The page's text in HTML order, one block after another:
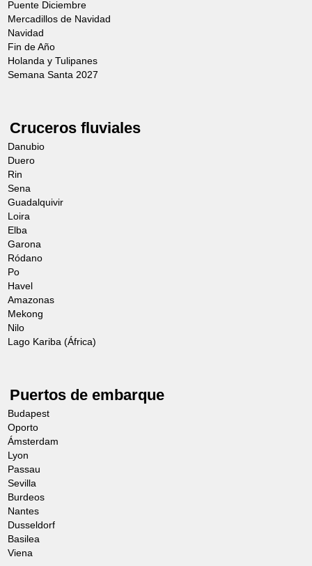
Puente Diciembre
Mercadillos de Navidad
Navidad
Fin de Año
Holanda y Tulipanes
Semana Santa 2027
Cruceros fluviales
Danubio
Duero
Rin
Sena
Guadalquivir
Loira
Elba
Garona
Ródano
Po
Havel
Amazonas
Mekong
Nilo
Lago Kariba (África)
Puertos de embarque
Budapest
Oporto
Ámsterdam
Lyon
Passau
Sevilla
Burdeos
Nantes
Dusseldorf
Basilea
Viena